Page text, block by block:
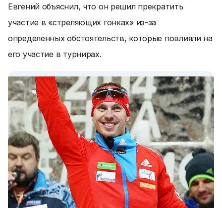
Евгений объяснил, что он решил прекратить
участие в «стреляющих гонках» из-за
определенных обстоятельств, которые повлияли на
его участие в турнирах.